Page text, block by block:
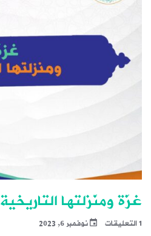
غزّة ومنّزلتها التاريخية
1 التعليقات نوفمبر 6, 2023